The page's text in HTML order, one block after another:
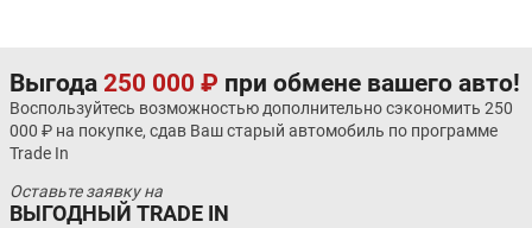
Выгода 250 000 ₽ при обмене вашего авто!
Воспользуйтесь возможностью дополнительно сэкономить 250
000 ₽ на покупке, сдав Ваш старый автомобиль по программе
Trade In
Оставьте заявку на
ВЫГОДНЫЙ TRADE IN